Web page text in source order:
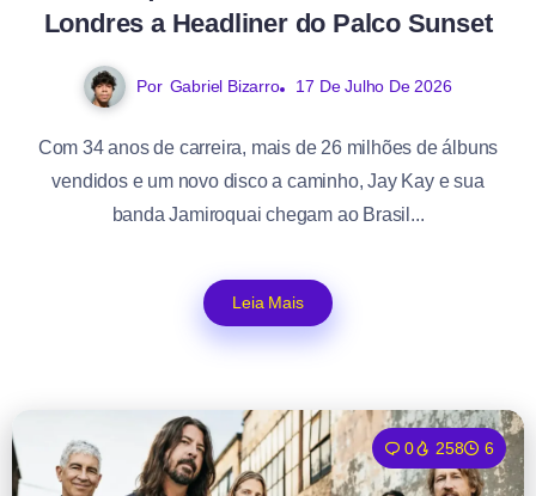
Londres a Headliner do Palco Sunset
Por Gabriel Bizarro 17 De Julho De 2026
Com 34 anos de carreira, mais de 26 milhões de álbuns
vendidos e um novo disco a caminho, Jay Kay e sua
banda Jamiroquai chegam ao Brasil...
Leia Mais
0 258 6